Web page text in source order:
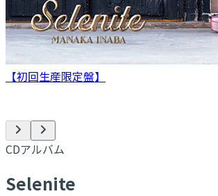
【初回生産限定盤】
CDアルバム
Selenite